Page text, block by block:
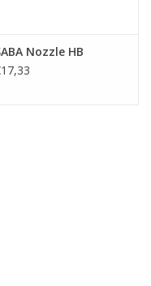
Nozzle HB